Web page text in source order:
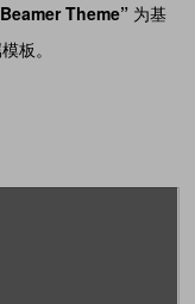
Theme” 为基
板。